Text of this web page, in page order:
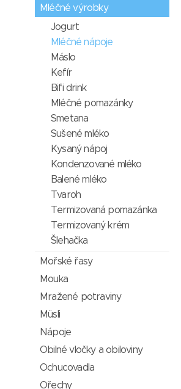
Mléčné výrobky
Jogurt
Mléčné nápoje
Máslo
Kefír
Bifi drink
Mléčné pomazánky
Smetana
Sušené mléko
Kysaný nápoj
Kondenzované mléko
Balené mléko
Tvaroh
Termizovaná pomazánka
Termizovaný krém
Šlehačka
Mořské řasy
Mouka
Mražené potraviny
Müsli
Nápoje
Obilné vločky a obiloviny
Ochucovadla
Ořechy